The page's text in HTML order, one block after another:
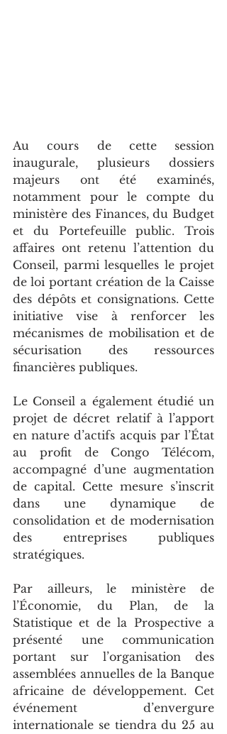
Au cours de cette session
inaugurale, plusieurs dossiers
majeurs ont été examinés,
notamment pour le compte du
ministère des Finances, du Budget
et du Portefeuille public. Trois
affaires ont retenu l’attention du
Conseil, parmi lesquelles le projet
de loi portant création de la Caisse
des dépôts et consignations. Cette
initiative vise à renforcer les
mécanismes de mobilisation et de
sécurisation des ressources
financières publiques.
Le Conseil a également étudié un
projet de décret relatif à l’apport
en nature d’actifs acquis par l’État
au profit de Congo Télécom,
accompagné d’une augmentation
de capital. Cette mesure s’inscrit
dans une dynamique de
consolidation et de modernisation
des entreprises publiques
stratégiques.
Par ailleurs, le ministère de
l’Économie, du Plan, de la
Statistique et de la Prospective a
présenté une communication
portant sur l’organisation des
assemblées annuelles de la Banque
africaine de développement. Cet
événement d’envergure
internationale se tiendra du 25 au